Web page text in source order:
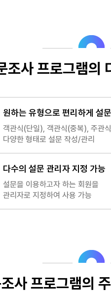
조사 프로그램의
원하는 유형으로 편리하게 설
객관식(단일), 객관식(중복), 주관
다양한 형태로 설문 작성/관리
다수의 설문 관리자 지정 가능
설문을 이용하고자 하는 회원을
관리자로 지정하여 사용 가능
사 프로그램의